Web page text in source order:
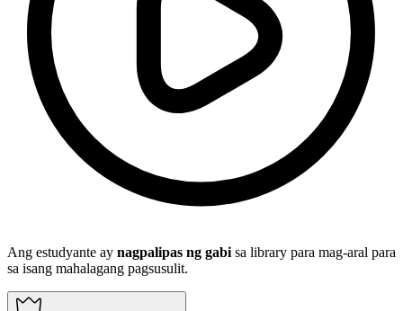
Ang estudyante ay nagpalipas ng gabi sa library para mag-aral para
sa isang mahalagang pagsusulit.